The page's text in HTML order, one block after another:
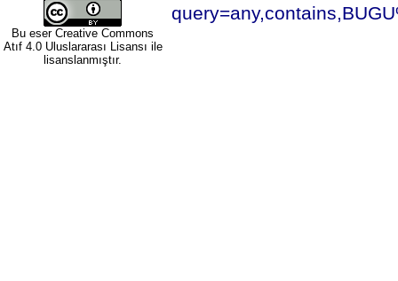
Bu eser Creative Commons
Atıf 4.0 Uluslararası Lisansı ile
lisanslanmıştır.